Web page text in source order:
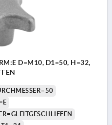
D=M10, D1=50, H=32,